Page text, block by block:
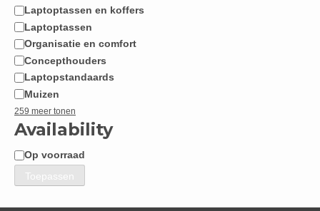
Laptoptassen en koffers
Laptoptassen
Organisatie en comfort
Concepthouders
Laptopstandaards
Muizen
259 meer tonen
Availability
Beschikbaarheid
Op voorraad
Toepassen